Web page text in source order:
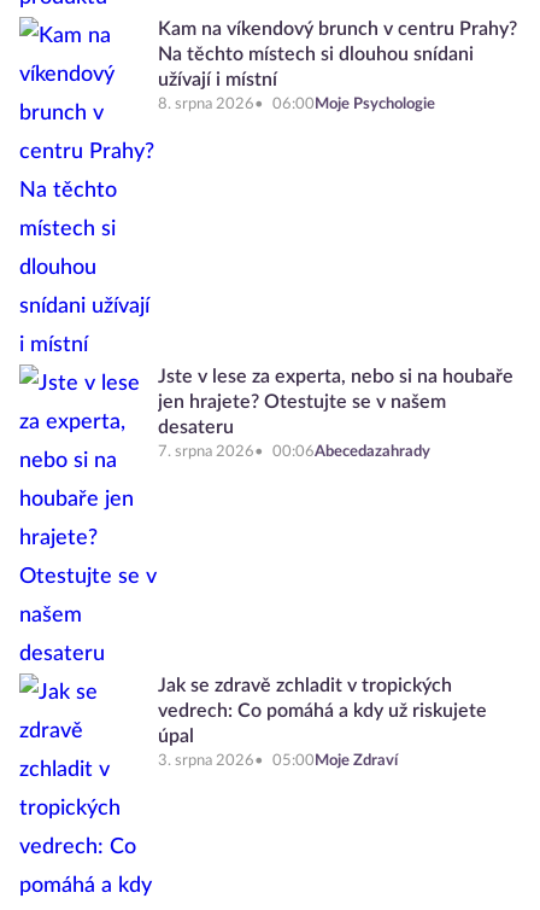
Kam na víkendový brunch v centru Prahy?
Na těchto místech si dlouhou snídani
užívají i místní
8. srpna 2026 06:00 Moje Psychologie
Jste v lese za experta, nebo si na houbaře
jen hrajete? Otestujte se v našem
desateru
7. srpna 2026 00:06Abecedazahrady
Jak se zdravě zchladit v tropických
vedrech: Co pomáhá a kdy už riskujete
úpal
3. srpna 2026 05:00 Moje Zdraví